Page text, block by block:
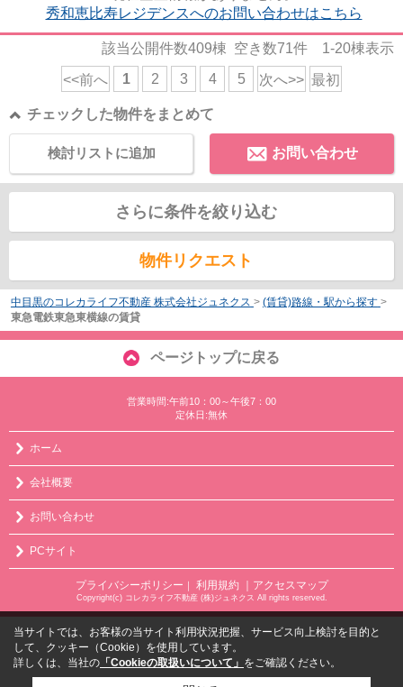
秀和恵比寿レジデンスへのお問い合わせはこちら
該当公開件数409棟 空き数71件 1-20棟表示
<<前へ 1 2 3 4 5 次へ>> 最初
チェックした物件をまとめて
お問い合わせ
検討リストに追加
さらに条件を絞り込む
物件リクエスト
中目黒のコレカライフ不動産 株式会社ジュネクス > (賃貸)路線・駅から探す >
東急電鉄東急東横線の賃貸
ページトップに戻る
営業時間:午前10：00～午後7：00
定休日:無休
ホーム
会社概要
お問い合わせ
PCサイト
プライバシーポリシー ｜ 利用規約 ｜アクセスマップ
Copyright(c) コレカライフ不動産 (株)ジュネクス All rights reserved.
当サイトでは、お客様の当サイト利用状況把握、サービス向上検討を目的と
して、クッキー（Cookie）を使用しています。
詳しくは、当社の 「Cookieの取扱いについて」 をご確認ください。